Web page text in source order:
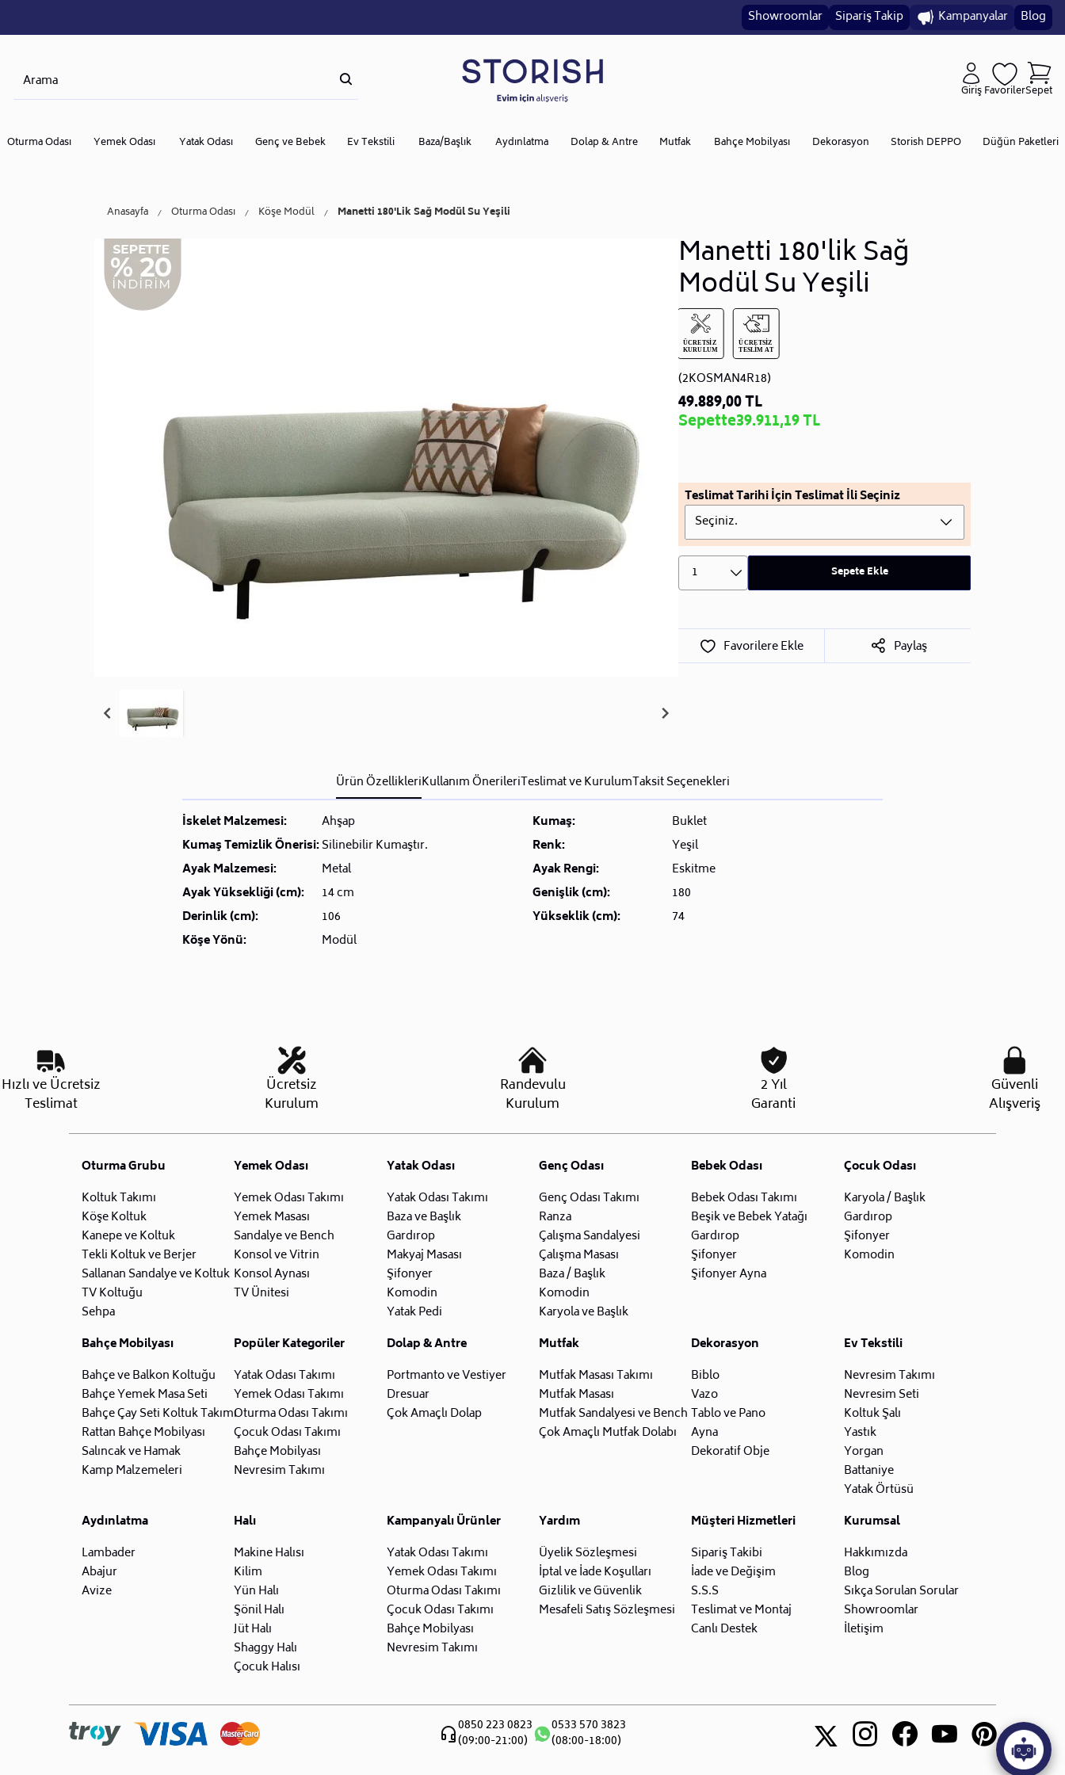
Showroomlar Sipariş Takip Kampanyalar Blog
GirişFavorilerSepet
Oturma Odası Yemek Odası Yatak Odası Genç ve Bebek Ev Tekstili Baza/Başlık Aydınlatma Dolap & Antre Mutfak Bahçe Mobilyası Dekorasyon Storish DEPPO Düğün Paketleri
Anasayfa Oturma Odası Köşe Modül Manetti 180'lik Sağ Modül Su Yeşili
Manetti 180'lik Sağ
Modül Su Yeşili
(2KOSMAN4R18)
49.889,00 TL
Sepette39.911,19 TL
Teslimat Tarihi İçin Teslimat İli Seçiniz
Seçiniz.
1 Sepete Ekle
Favorilere Ekle Paylaş
Ürün ÖzellikleriKullanım ÖnerileriTeslimat ve KurulumTaksit Seçenekleri
İskelet Malzemesi:
Ahşap Kumaş:
Buklet
Kumaş Temizlik Önerisi:Silinebilir Kumaştır. Renk:
Yeşil
Ayak Malzemesi:
Metal Ayak Rengi:
Eskitme
Ayak Yüksekliği (cm):
14 cm Genişlik (cm):
180
Derinlik (cm):
106 Yükseklik (cm):
74
Köşe Yönü:
Modül
Hızlı ve Ücretsiz
Teslimat
Ücretsiz
Kurulum
Randevulu
Kurulum
2 Yıl
Garanti
Güvenli
Alışveriş
Oturma Grubu
Koltuk Takımı
Köşe Koltuk
Kanepe ve Koltuk
Tekli Koltuk ve Berjer
Sallanan Sandalye ve Koltuk
TV Koltuğu
Sehpa
Yemek Odası
Yemek Odası Takımı
Yemek Masası
Sandalye ve Bench
Konsol ve Vitrin
Konsol Aynası
TV Ünitesi
Yatak Odası
Yatak Odası Takımı
Baza ve Başlık
Gardırop
Makyaj Masası
Şifonyer
Komodin
Yatak Pedi
Genç Odası
Genç Odası Takımı
Ranza
Çalışma Sandalyesi
Çalışma Masası
Baza / Başlık
Komodin
Karyola ve Başlık
Bebek Odası
Bebek Odası Takımı
Beşik ve Bebek Yatağı
Gardırop
Şifonyer
Şifonyer Ayna
Çocuk Odası
Karyola / Başlık
Gardırop
Şifonyer
Komodin
Bahçe Mobilyası
Bahçe ve Balkon Koltuğu
Bahçe Yemek Masa Seti
Bahçe Çay Seti Koltuk Takımı
Rattan Bahçe Mobilyası
Salıncak ve Hamak
Kamp Malzemeleri
Popüler Kategoriler
Yatak Odası Takımı
Yemek Odası Takımı
Oturma Odası Takımı
Çocuk Odası Takımı
Bahçe Mobilyası
Nevresim Takımı
Dolap & Antre
Portmanto ve Vestiyer
Dresuar
Çok Amaçlı Dolap
Mutfak
Mutfak Masası Takımı
Mutfak Masası
Mutfak Sandalyesi ve Bench
Çok Amaçlı Mutfak Dolabı
Dekorasyon
Biblo
Vazo
Tablo ve Pano
Ayna
Dekoratif Obje
Ev Tekstili
Nevresim Takımı
Nevresim Seti
Koltuk Şalı
Yastık
Yorgan
Battaniye
Yatak Örtüsü
Aydınlatma
Lambader
Abajur
Avize
Halı
Makine Halısı
Kilim
Yün Halı
Şönil Halı
Jüt Halı
Shaggy Halı
Çocuk Halısı
Kampanyalı Ürünler
Yatak Odası Takımı
Yemek Odası Takımı
Oturma Odası Takımı
Çocuk Odası Takımı
Bahçe Mobilyası
Nevresim Takımı
Yardım
Üyelik Sözleşmesi
İptal ve İade Koşulları
Gizlilik ve Güvenlik
Mesafeli Satış Sözleşmesi
Müşteri Hizmetleri
Sipariş Takibi
İade ve Değişim
S.S.S
Teslimat ve Montaj
Canlı Destek
Kurumsal
Hakkımızda
Blog
Sıkça Sorulan Sorular
Showroomlar
İletişim
0850 223 0823
(09:00-21:00)
0533 570 3823
(08:00-18:00)